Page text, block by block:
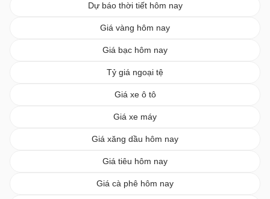
Dự báo thời tiết hôm nay
Giá vàng hôm nay
Giá bạc hôm nay
Tỷ giá ngoại tệ
Giá xe ô tô
Giá xe máy
Giá xăng dầu hôm nay
Giá tiêu hôm nay
Giá cà phê hôm nay